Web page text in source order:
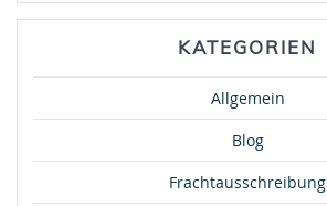
KATEGORIEN
Allgemein
Blog
Frachtausschreibung